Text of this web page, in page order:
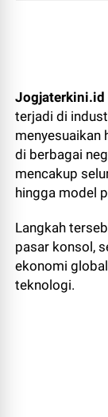
Jogjaterkini.id
terjadi di
menyesuaikan
di berbagai
mencakup
hingga model
Langkah
pasar konsol,
ekonomi
teknologi.